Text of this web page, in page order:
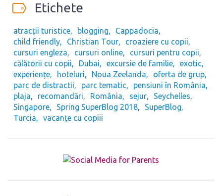
Etichete
atracții turistice blogging
Cappadocia
child friendly
Christian Tour
croaziere cu copii
cursuri engleza
cursuri online
cursuri pentru copii
călătorii cu copii
Dubai excursie de familie
exotic
experiențe
hoteluri Noua Zeelanda
oferta de grup
parc de distractii
parc tematic
pensiuni în România
plaja
recomandări România sejur
Seychelles
Singapore
Spring SuperBlog 2018
SuperBlog
Turcia
vacanțe cu copiii